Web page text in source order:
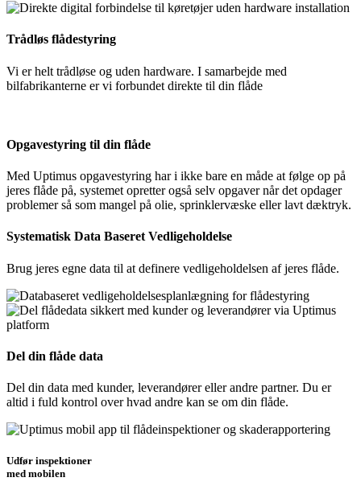
Trådløs flådestyring
Vi er helt trådløse og uden hardware. I samarbejde med
bilfabrikanterne er vi forbundet direkte til din flåde
Opgavestyring til din flåde
Med Uptimus opgavestyring har i ikke bare en måde at følge op på
jeres flåde på, systemet opretter også selv opgaver når det opdager
problemer så som mangel på olie, sprinklervæske eller lavt dæktryk.
Systematisk Data Baseret Vedligeholdelse
Brug jeres egne data til at definere vedligeholdelsen af jeres flåde.
Del din flåde data
Del din data med kunder, leverandører eller andre partner. Du er
altid i fuld kontrol over hvad andre kan se om din flåde.
Udfør inspektioner
med mobilen